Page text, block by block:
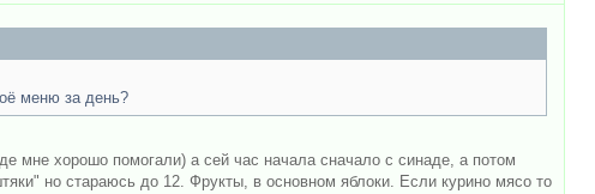
меню за день?
мне хорошо помогали) а сей час начала сначало с синаде, а потом
но стараюсь до 12. Фрукты, в основном яблоки. Если курино мясо то